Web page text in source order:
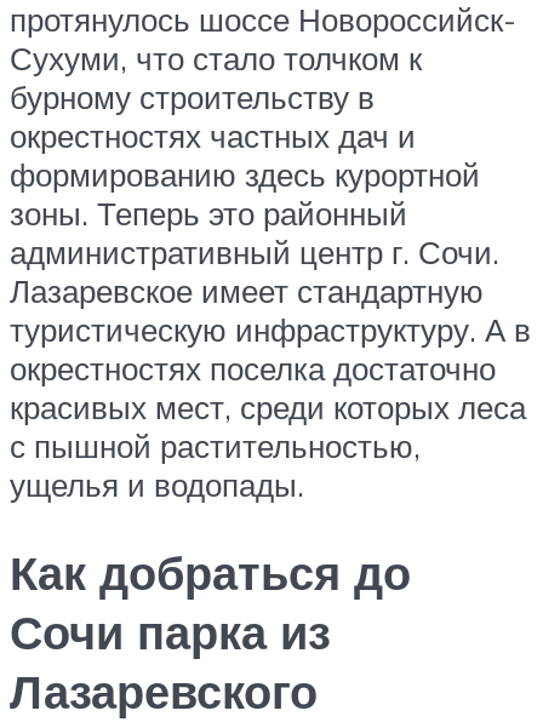
протянулось шоссе Новороссийск-
Сухуми, что стало толчком к
бурному строительству в
окрестностях частных дач и
формированию здесь курортной
зоны. Теперь это районный
административный центр г. Сочи.
Лазаревское имеет стандартную
туристическую инфраструктуру. А в
окрестностях поселка достаточно
красивых мест, среди которых леса
с пышной растительностью,
ущелья и водопады.
Как добраться до
Сочи парка из
Лазаревского